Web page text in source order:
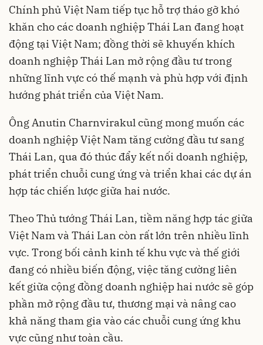
Chính phủ Việt Nam tiếp tục hỗ trợ tháo gỡ khó
khăn cho các doanh nghiệp Thái Lan đang hoạt
động tại Việt Nam; đồng thời sẽ khuyến khích
doanh nghiệp Thái Lan mở rộng đầu tư trong
những lĩnh vực có thế mạnh và phù hợp với định
hướng phát triển của Việt Nam.
Ông Anutin Charnvirakul cũng mong muốn các
doanh nghiệp Việt Nam tăng cường đầu tư sang
Thái Lan, qua đó thúc đẩy kết nối doanh nghiệp,
phát triển chuỗi cung ứng và triển khai các dự án
hợp tác chiến lược giữa hai nước.
Theo Thủ tướng Thái Lan, tiềm năng hợp tác giữa
Việt Nam và Thái Lan còn rất lớn trên nhiều lĩnh
vực. Trong bối cảnh kinh tế khu vực và thế giới
đang có nhiều biến động, việc tăng cường liên
kết giữa cộng đồng doanh nghiệp hai nước sẽ góp
phần mở rộng đầu tư, thương mại và nâng cao
khả năng tham gia vào các chuỗi cung ứng khu
vực cũng như toàn cầu.